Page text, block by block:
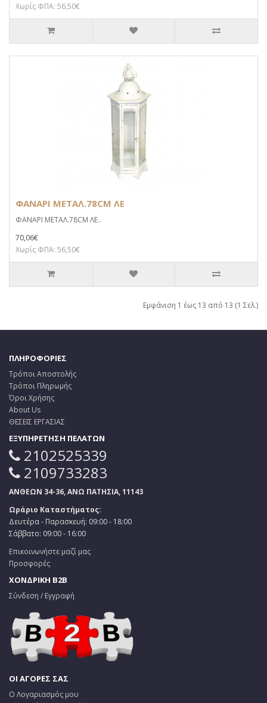
Χωρίς ΦΠΑ: 56,50€
ΦΑΝΑΡΙ ΜΕΤΑΛ.78CM ΛΕ
ΦΑΝΑΡΙ ΜΕΤΑΛ.78CM ΛΕ..
70,06€
Χωρίς ΦΠΑ: 56,50€
Εμφάνιση 1 έως 13 από 13 (1 Σελ.)
ΠΛΗΡΟΦΟΡΙΕΣ
Τρόποι Αποστολής
Τρόποι Πληρωμής
Όροι Χρήσης
About Us
ΘΕΣΕΙΣ ΕΡΓΑΣΙΑΣ
ΕΞΥΠΗΡΕΤΗΣΗ ΠΕΛΑΤΩΝ
2102525339
2109733283
ΑΝΘΕΩΝ 34-36, ΑΝΩ ΠΑΤΗΣΙΑ, 11143
Ωράριο Καταστήματος:
Δευτέρα - Παρασκευή: 09:00 - 18:00
Σάββατο: 09:00 - 16:00
Επικοινωνήστε μαζί μας
Προσφορές
ΧΟΝΔΡΙΚΗ B2B
Σύνδεση / Εγγραφή
ΟΙ ΑΓΟΡΕΣ ΣΑΣ
Ο Λογαριασμός μου